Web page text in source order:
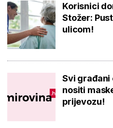
Korisnici
Stožer:
ulicom!
Svi građani
nositi
prijevozu!